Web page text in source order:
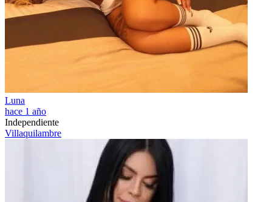
Luna
hace 1 año
Independiente
Villaquilambre